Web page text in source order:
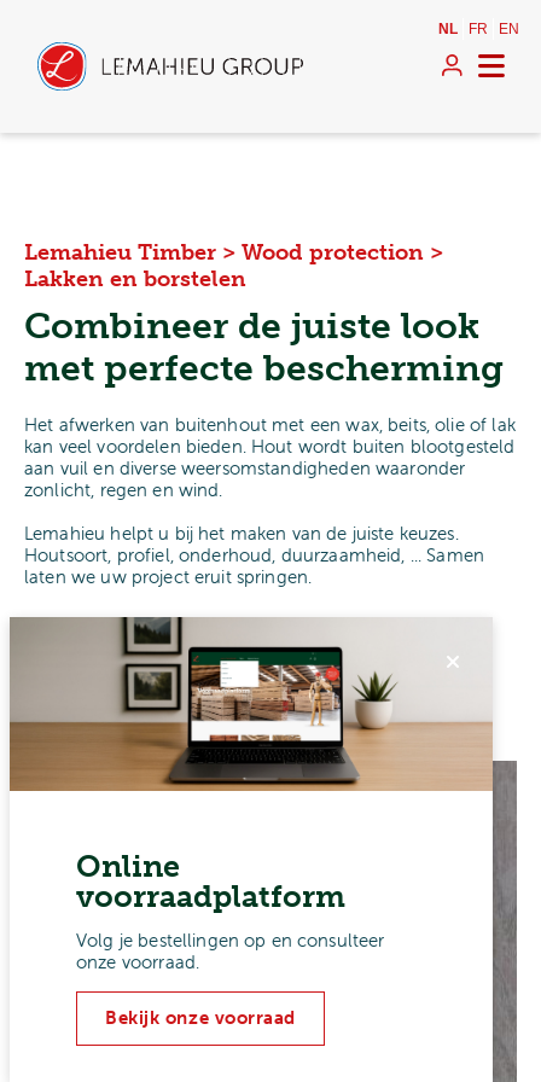
NL FR EN
Online
voorraadplatform
Volg je bestellingen op en consulteer
onze voorraad.
Bekijk onze voorraad
Lemahieu Timber > Wood protection >
Lakken en borstelen
Combineer de juiste look
met perfecte bescherming
Het afwerken van buitenhout met een wax, beits, olie of lak
kan veel voordelen bieden. Hout wordt buiten blootgesteld
aan vuil en diverse weersomstandigheden waaronder
zonlicht, regen en wind.
Lemahieu helpt u bij het maken van de juiste keuzes.
Houtsoort, profiel, onderhoud, duurzaamheid, ... Samen
laten we uw project eruit springen.
Kies uw kleur